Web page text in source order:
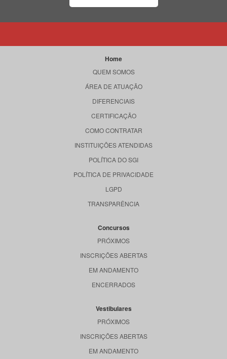
Home
QUEM SOMOS
ÁREA DE ATUAÇÃO
DIFERENCIAIS
CERTIFICAÇÃO
COMO CONTRATAR
INSTITUIÇÕES ATENDIDAS
POLÍTICA DO SGI
POLÍTICA DE PRIVACIDADE
LGPD
TRANSPARÊNCIA
Concursos
PRÓXIMOS
INSCRIÇÕES ABERTAS
EM ANDAMENTO
ENCERRADOS
Vestibulares
PRÓXIMOS
INSCRIÇÕES ABERTAS
EM ANDAMENTO